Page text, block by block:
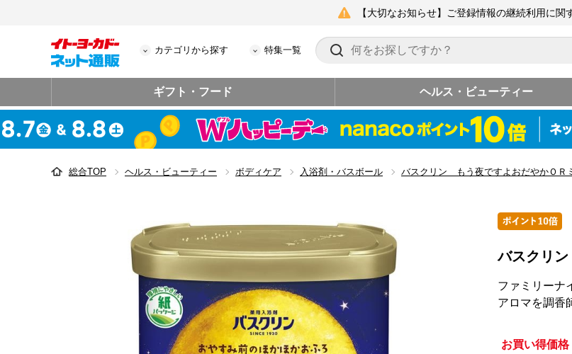
【大切なお知らせ】ご登録情報の継続利用に関
カテゴリから探す 特集一覧
ギフト・フード ヘルス・ビューティー
総合TOP ヘルス・ビューティー ボディケア 入浴剤・バスボール バスクリン もう夜ですよおだやかＯＲ
バスクリ
ファミリーナ
アロマを調香
お買い得価格